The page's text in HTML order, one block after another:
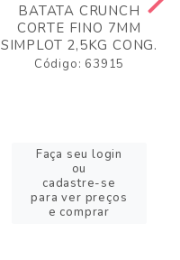
BATATA CRUNCH
CORTE FINO 7MM
SIMPLOT 2,5KG CONG.
Código: 63915
Faça seu login
ou
cadastre-se
para ver preços
e comprar